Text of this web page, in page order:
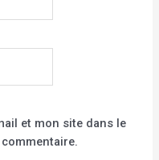
et mon site dans le